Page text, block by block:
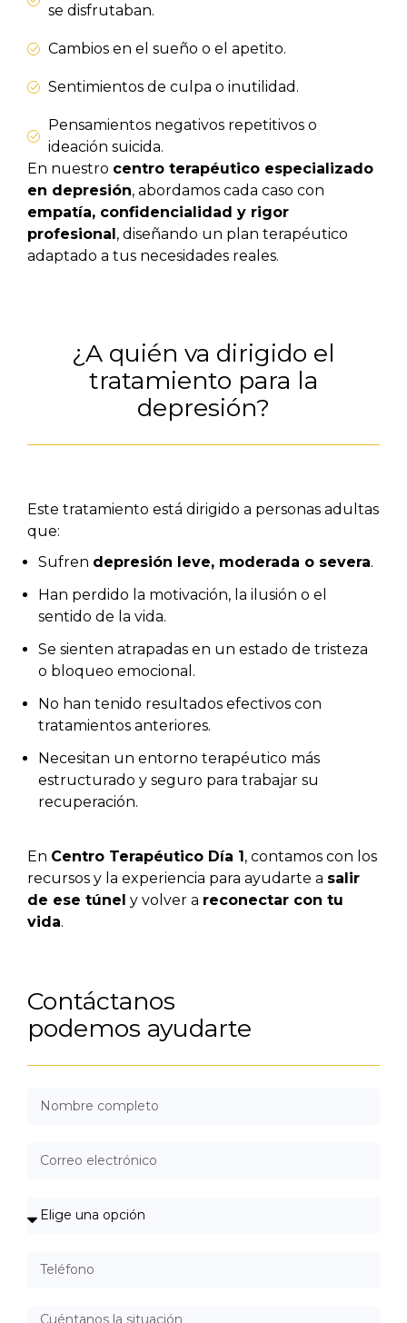
se disfrutaban.
Cambios en el sueño o el apetito.
Sentimientos de culpa o inutilidad.
Pensamientos negativos repetitivos o
ideación suicida.
En nuestro centro terapéutico especializado
en depresión, abordamos cada caso con
empatía, confidencialidad y rigor
profesional, diseñando un plan terapéutico
adaptado a tus necesidades reales.
¿A quién va dirigido el
tratamiento para la
depresión?
Este tratamiento está dirigido a personas adultas
que:
Sufren depresión leve, moderada o severa.
Han perdido la motivación, la ilusión o el
sentido de la vida.
Se sienten atrapadas en un estado de tristeza
o bloqueo emocional.
No han tenido resultados efectivos con
tratamientos anteriores.
Necesitan un entorno terapéutico más
estructurado y seguro para trabajar su
recuperación.
En Centro Terapéutico Día 1, contamos con los
recursos y la experiencia para ayudarte a salir
de ese túnel y volver a reconectar con tu
vida.
Contáctanos
podemos ayudarte